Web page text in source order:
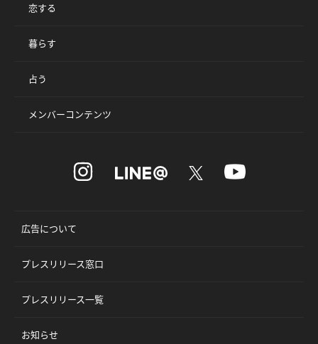
恋する
暮らす
占う
メンバーコンテンツ
広告について
プレスリリース窓口
プレスリリース一覧
お知らせ